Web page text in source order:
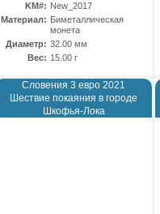
KM#: New_2017
Материал: Биметаллическая
монета
Диаметр: 32.00 мм
Вес: 15.00 г
Словения 3 евро 2021
Шествие покаяния в городе
Шкофья-Лока